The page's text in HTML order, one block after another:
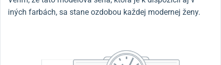
iných farbách, sa stane ozdobou každej modernej ženy.